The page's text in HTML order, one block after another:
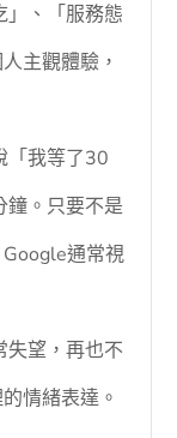
」、「服務態
主觀體驗，
「我等了30
鐘。只要不是
通常視
失望，再也不
情緒表達。